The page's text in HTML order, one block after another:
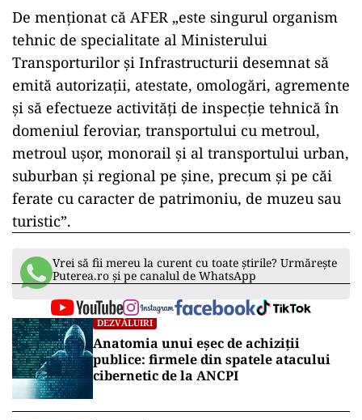
De menționat că AFER „este singurul organism
tehnic de specialitate al Ministerului
Transporturilor şi Infrastructurii desemnat să
emită autorizaţii, atestate, omologări, agremente
şi să efectueze activităţi de inspecţie tehnică în
domeniul feroviar, transportului cu metroul,
metroul uşor, monorail şi al transportului urban,
suburban şi regional pe şine, precum şi pe căi
ferate cu caracter de patrimoniu, de muzeu sau
turistic”.
Vrei să fii mereu la curent cu toate știrile? Urmărește
Puterea.ro și pe canalul de WhatsApp
DEZVĂLUIRI
Anatomia unui eșec de achiziții
publice: firmele din spatele atacului
cibernetic de la ANCPI